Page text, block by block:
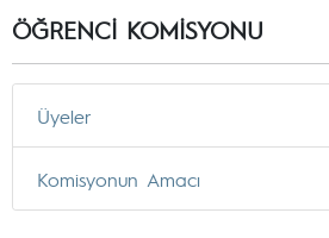
ÖĞRENCİ KOMİSYONU
Üyeler
Komisyonun Amacı